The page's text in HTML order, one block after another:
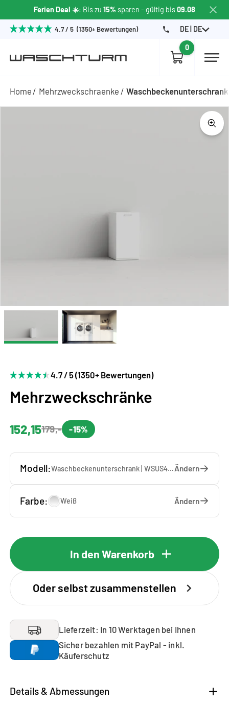
Ferien Deal ☀️: Bis zu 15% sparen - gültig bis09.08
4.7 / 5 (1350+ Bewertungen) DE | DE
0
Home Mehrzweckschraenke Waschbeckenunterschrank
4.7 / 5 (1350+ Bewertungen)
Mehrzweckschränke
152,15179,- -15%
Modell: Waschbeckenunterschrank | WSUS45-10 — 45 x 92 x 65 cmÄndern
Farbe: Weiß Ändern
In den Warenkorb
Oder selbst zusammenstellen
Lieferzeit: In 10 Werktagen bei Ihnen
Sicher bezahlen mit PayPal - inkl.
Käuferschutz
Details & Abmessungen